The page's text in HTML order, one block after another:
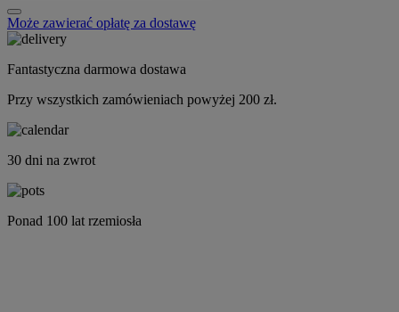
Może zawierać opłatę za dostawę
Fantastyczna darmowa dostawa
Przy wszystkich zamówieniach powyżej 200 zł.
30 dni na zwrot
Ponad 100 lat rzemiosła